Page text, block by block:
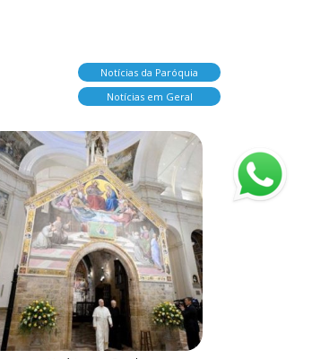
Notícias da Paróquia
Notícias em Geral